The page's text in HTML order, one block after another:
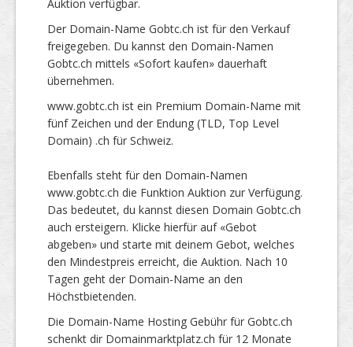
Auktion verfügbar.
Der Domain-Name Gobtc.ch ist für den Verkauf
freigegeben. Du kannst den Domain-Namen
Gobtc.ch mittels «Sofort kaufen» dauerhaft
übernehmen.
www.gobtc.ch ist ein Premium Domain-Name mit
fünf Zeichen und der Endung (TLD, Top Level
Domain) .ch für Schweiz.
Ebenfalls steht für den Domain-Namen
www.gobtc.ch die Funktion Auktion zur Verfügung.
Das bedeutet, du kannst diesen Domain Gobtc.ch
auch ersteigern. Klicke hierfür auf «Gebot
abgeben» und starte mit deinem Gebot, welches
den Mindestpreis erreicht, die Auktion. Nach 10
Tagen geht der Domain-Name an den
Höchstbietenden.
Die Domain-Name Hosting Gebühr für Gobtc.ch
schenkt dir Domainmarktplatz.ch für 12 Monate